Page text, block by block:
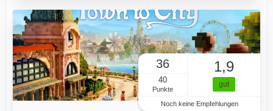
36
40
Punkte
1,9
gut
Noch keine Empfehlungen